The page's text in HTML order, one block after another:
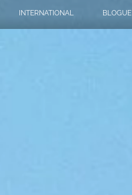
INTERNATIONAL BLOGUE